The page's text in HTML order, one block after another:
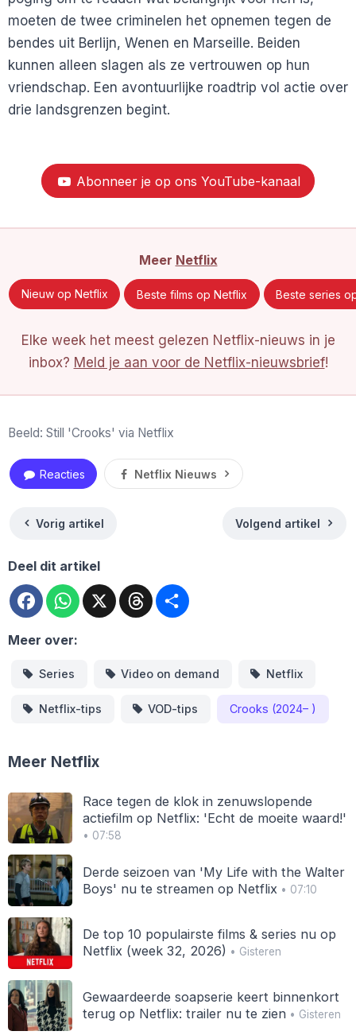
moeten de twee criminelen het opnemen tegen de
bendes uit Berlijn, Wenen en Marseille. Beiden
kunnen alleen slagen als ze vertrouwen op hun
vriendschap. Een avontuurlijke roadtrip vol actie over
drie landsgrenzen begint.
Abonneer je op ons YouTube-kanaal
Meer Netflix
Nieuw op Netflix Beste films op Netflix Beste series
Elke week het meest gelezen Netflix-nieuws in je
inbox? Meld je aan voor de Netflix-nieuwsbrief!
Beeld: Still 'Crooks' via Netflix
Reacties Netflix Nieuws
Vorig artikel Volgend artikel
Deel dit artikel
FacebookWhatsApp
X Threads
Meer over:
Series Video on demand Netflix
Netflix-tips VOD-tips Crooks (2024– )
Meer Netflix
Race tegen de klok in zenuwslopende
actiefilm op Netflix: 'Echt de moeite waard!'
• 07:58
Derde seizoen van 'My Life with the Walter
Boys' nu te streamen op Netflix • 07:10
De top 10 populairste films & series nu op
Netflix (week 32, 2026) • Gisteren
Gewaardeerde soapserie keert binnenkort
terug op Netflix: trailer nu te zien• Gisteren